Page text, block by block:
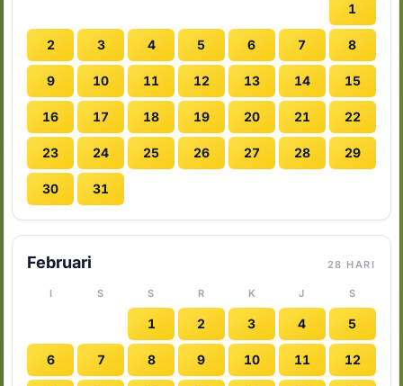
1
2 3 4 5 6 7 8
9 10 11 12 13 14 15
16 17 18 19 20 21 22
23 24 25 26 27 28 29
30 31
Februari 28 HARI
I S S R K J S
1 2 3 4 5
6 7 8 9 10 11 12